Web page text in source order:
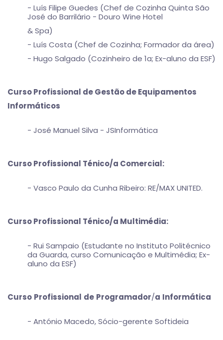
- Luís Filipe Guedes (Chef de Cozinha Quinta São
José do Barrilário - Douro Wine Hotel
& Spa)
- Luís Costa (Chef de Cozinha; Formador da área)
- Hugo Salgado (Cozinheiro de 1a; Ex-aluno da ESF)
Curso Profissional de Gestão de Equipamentos
Informáticos
- José Manuel Silva - JSInformática
Curso Profissional Ténico/a Comercial:
- Vasco Paulo da Cunha Ribeiro: RE/MAX UNITED.
Curso Profissional Ténico/a Multimédia:
- Rui Sampaio (Estudante no Instituto Politécnico
da Guarda, curso Comunicação e Multimédia; Ex-
aluno da ESF)
Curso Profissional de Programador/a Informática
- António Macedo, Sócio-gerente Softideia